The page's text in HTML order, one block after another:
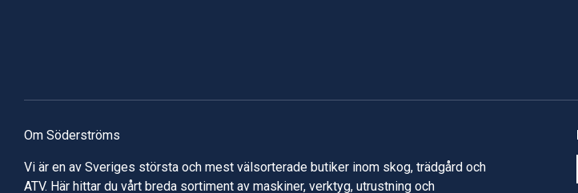
Om Söderströms
Vi är en av Sveriges största och mest välsorterade butiker inom skog, trädgård och
ATV. Här hittar du vårt breda sortiment av maskiner, verktyg, utrustning och